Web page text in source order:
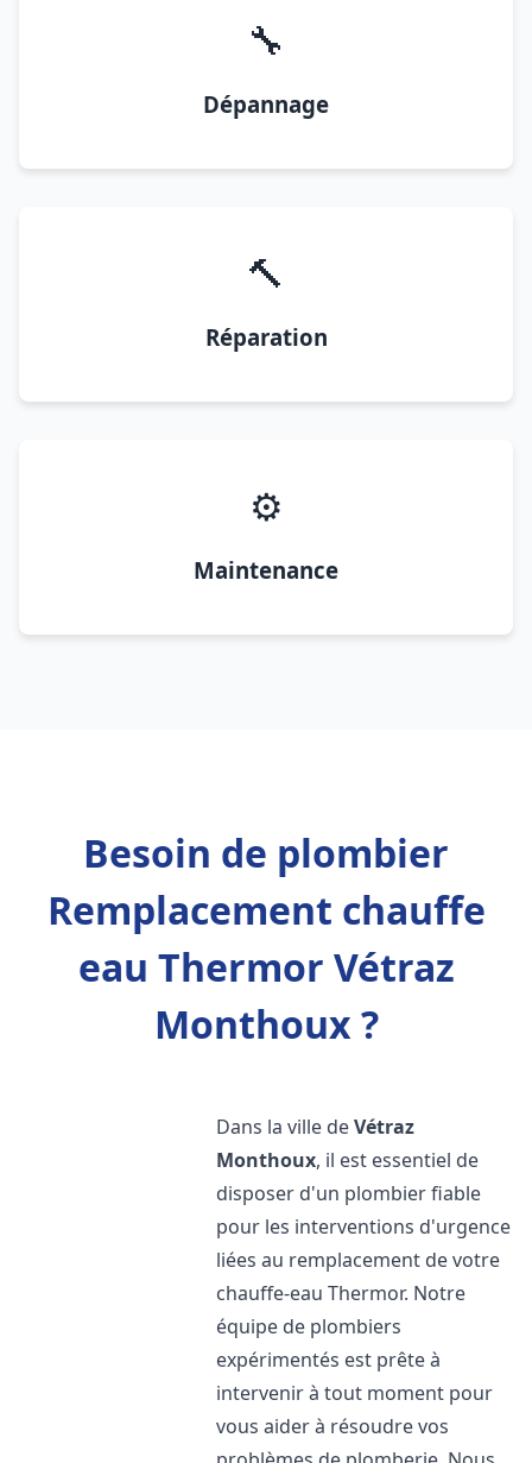
🔧
Dépannage
🔨
Réparation
⚙️
Maintenance
Besoin de plombier
Remplacement chauffe
eau Thermor Vétraz
Monthoux ?
Dans la ville deVétraz
Monthoux, il est essentiel de
disposer d'un plombier fiable
pour les interventions d'urgence
liées au remplacement de votre
chauffe-eau Thermor. Notre
équipe de plombiers
expérimentés est prête à
intervenir à tout moment pour
vous aider à résoudre vos